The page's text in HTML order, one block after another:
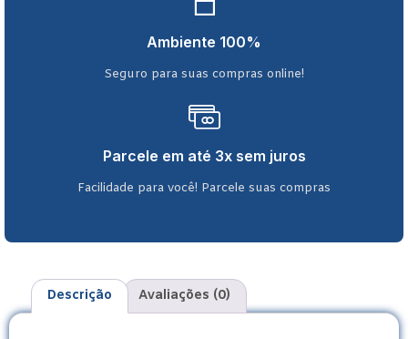
Ambiente 100%
Seguro para suas compras online!
Parcele em até 3x sem juros
Facilidade para você! Parcele suas compras
Descrição Avaliações (0)